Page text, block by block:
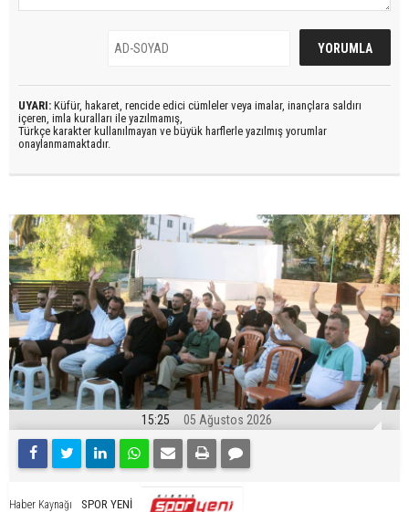
UYARI: Küfür, hakaret, rencide edici cümleler veya imalar, inançlara saldırı
içeren, imla kuralları ile yazılmamış,
Türkçe karakter kullanılmayan ve büyük harflerle yazılmış yorumlar
onaylanmamaktadır.
15:25 05 Ağustos 2026
Haber Kaynağı SPOR YENİ